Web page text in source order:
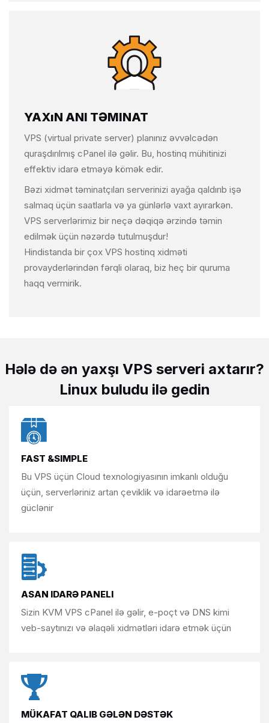
YAXıN ANI TƏMINAT
VPS (virtual private server) planınız əvvəlcədən
quraşdırılmış cPanel ilə gəlir. Bu, hostinq mühitinizi
effektiv idarə etməyə kömək edir.
Bəzi xidmət təminatçıları serverinizi ayağa qaldırıb işə
salmaq üçün saatlarla və ya günlərlə vaxt ayırarkən.
VPS serverlərimiz bir neçə dəqiqə ərzində təmin
edilmək üçün nəzərdə tutulmuşdur!
Hindistanda bir çox VPS hostinq xidməti
provayderlərindən fərqli olaraq, biz heç bir quruma
haqq vermirik.
Hələ də ən yaxşı VPS serveri axtarır?
Linux buludu ilə gedin
FAST &SIMPLE
Bu VPS üçün Cloud texnologiyasının imkanlı olduğu
üçün, serverləriniz artan çeviklik və idarəetmə ilə
güclənir
ASAN IDARƏ PANELI
Sizin KVM VPS cPanel ilə gəlir, e-poçt və DNS kimi
veb-saytınızı və əlaqəli xidmətləri idarə etmək üçün
MÜKAFAT QALIB GƏLƏN DƏSTƏK